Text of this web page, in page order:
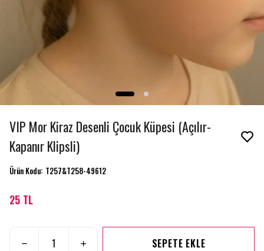
VIP Mor Kiraz Desenli Çocuk Küpesi (Açılır-
Kapanır Klipsli)
Ürün Kodu: T257&T258-49612
25 TL
SEPETE EKLE